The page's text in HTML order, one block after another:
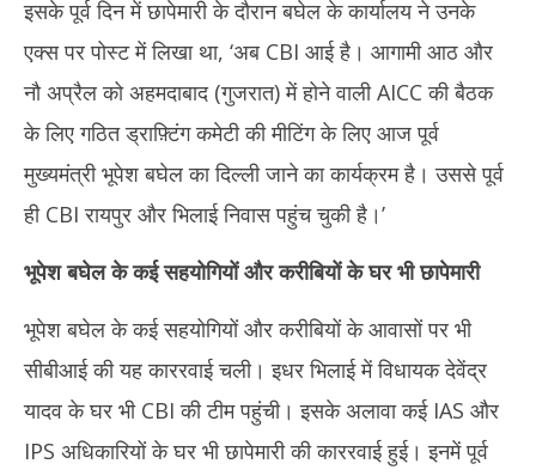
इसके पूर्व दिन में छापेमारी के दौरान बघेल के कार्यालय ने उनके
एक्स पर पोस्ट में लिखा था, ‘अब CBI आई है। आगामी आठ और
नौ अप्रैल को अहमदाबाद (गुजरात) में होने वाली AICC की बैठक
के लिए गठित ड्राफ़्टिंग कमेटी की मीटिंग के लिए आज पूर्व
मुख्यमंत्री भूपेश बघेल का दिल्ली जाने का कार्यक्रम है। उससे पूर्व
ही CBI रायपुर और भिलाई निवास पहुंच चुकी है।’
भूपेश बघेल के कई सहयोगियों और करीबियों के घर भी छापेमारी
भूपेश बघेल के कई सहयोगियों और करीबियों के आवासों पर भी
सीबीआई की यह काररवाई चली। इधर भिलाई में विधायक देवेंद्र
यादव के घर भी CBI की टीम पहुंची। इसके अलावा कई IAS और
IPS अधिकारियों के घर भी छापेमारी की काररवाई हुई। इनमें पूर्व